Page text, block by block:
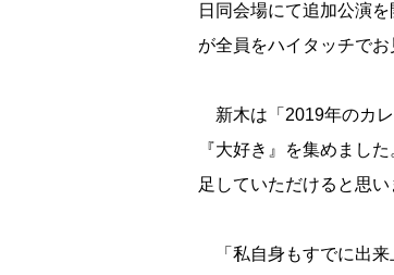
日同会場にて追加公演
が全員をハイタッチでお
新木は「2019年のカ
『大好き』を集めまし
足していただけると思い
「私自身もすでに出来